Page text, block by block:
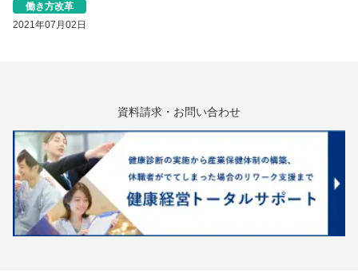
働き方改革
2021年07月02日
資料請求・お問い合わせ